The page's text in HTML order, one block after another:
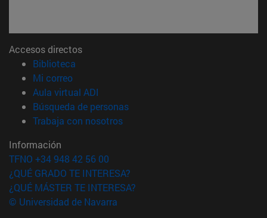
Accesos directos
Biblioteca
Mi correo(abre en nueva ventana)
Aula virtual ADI
Búsqueda de personas(abre en nueva ventana)
Trabaja con nosotros(abre en nueva ventana)
Información
TFNO +34 948 42 56 00
¿QUÉ GRADO TE INTERESA?
¿QUÉ MÁSTER TE INTERESA?
© Universidad de Navarra